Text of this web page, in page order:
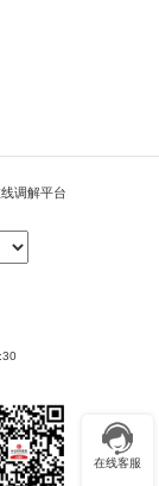
在线客服
调解平台